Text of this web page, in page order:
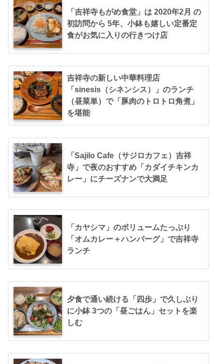
「吉祥寺もがめ食堂」は 2020年2月 の
初訪問から 5年、小鉢も嬉しい定番定
食がお気に入りの行きつけ店
吉祥寺の新しい中華料理店
「sinesis（シネンシス）」のランチ
（昼菜単）で「豚肉のトロトロ角煮」
を堪能
「Sajilo Cafe（サジロカフェ）吉祥
寺」で夜のおすすめ「カダイチキンカ
レー」にチーズナンで大満足
「カヤシマ」のボリュームたっぷり
「オムカレー＋ハンバーグ」で吉祥寺
ランチ
夕食で通い続ける「四歩」で久しぶり
に小鉢 3つの「昼ごはん」セットを楽
しむ